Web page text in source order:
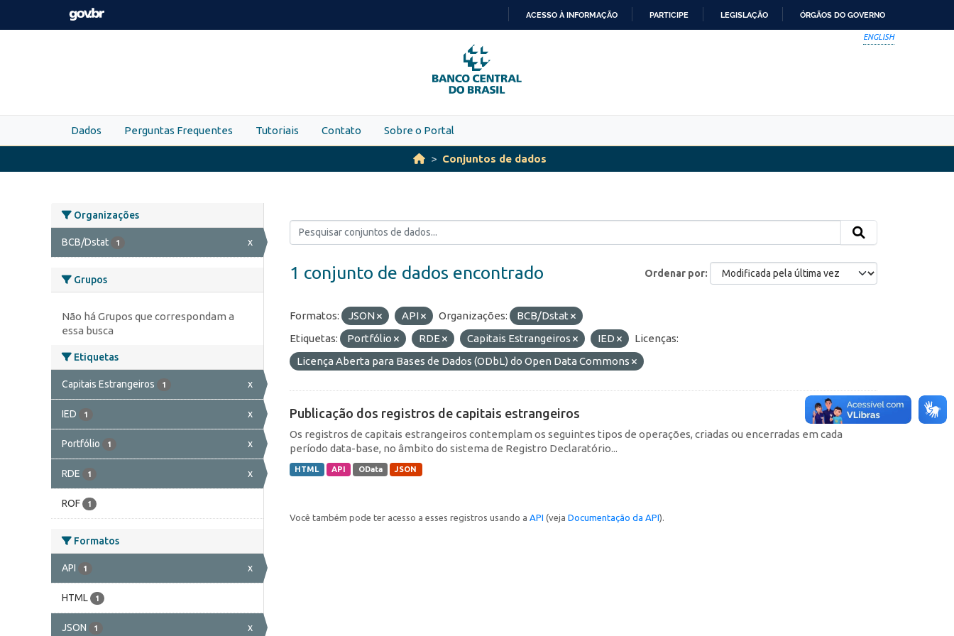
Skip to main content
PARA
O
CONTEÚDO
ACESSO À INFORMAÇÃO PARTICIPE LEGISLAÇÃO ÓRGÃOS DO GOVERNO
ENGLISH
Dados Perguntas Frequentes Tutoriais Contato Sobre o Portal
Conjuntos de dados
Organizações
BCB/Dstat 1 x
Grupos
Não há Grupos que correspondam a
essa busca
Etiquetas
Capitais Estrangeiros 1 x
IED 1 x
Portfólio 1 x
RDE 1 x
ROF 1
Formatos
API 1 x
HTML 1
JSON 1 x
Ordenar por
1 conjunto de dados encontrado
Formatos: JSON API Organizações:
BCB/Dstat
Etiquetas:
Portfólio RDE Capitais Estrangeiros IED
Licenças:
Licença Aberta para Bases de Dados (ODbL) do Open Data Commons
Publicação dos registros de capitais estrangeiros
Os registros de capitais estrangeiros contemplam os seguintes tipos de operações, criadas ou encerradas em cada
período data-base, no âmbito do sistema de Registro Declaratório...
HTML API OData JSON
Você também pode ter acesso a esses registros usando a API (veja Documentação da API).